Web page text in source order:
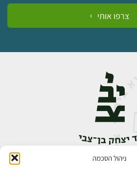
ניהול הסכמה
צרפו אותי
ירושלים